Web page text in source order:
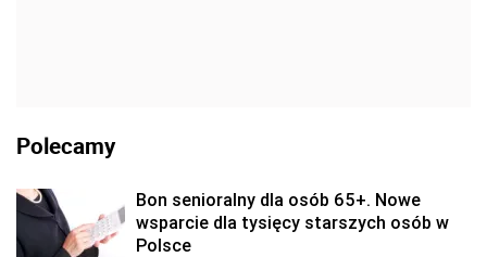
Polecamy
Bon senioralny dla osób 65+. Nowe
wsparcie dla tysięcy starszych osób w
Polsce